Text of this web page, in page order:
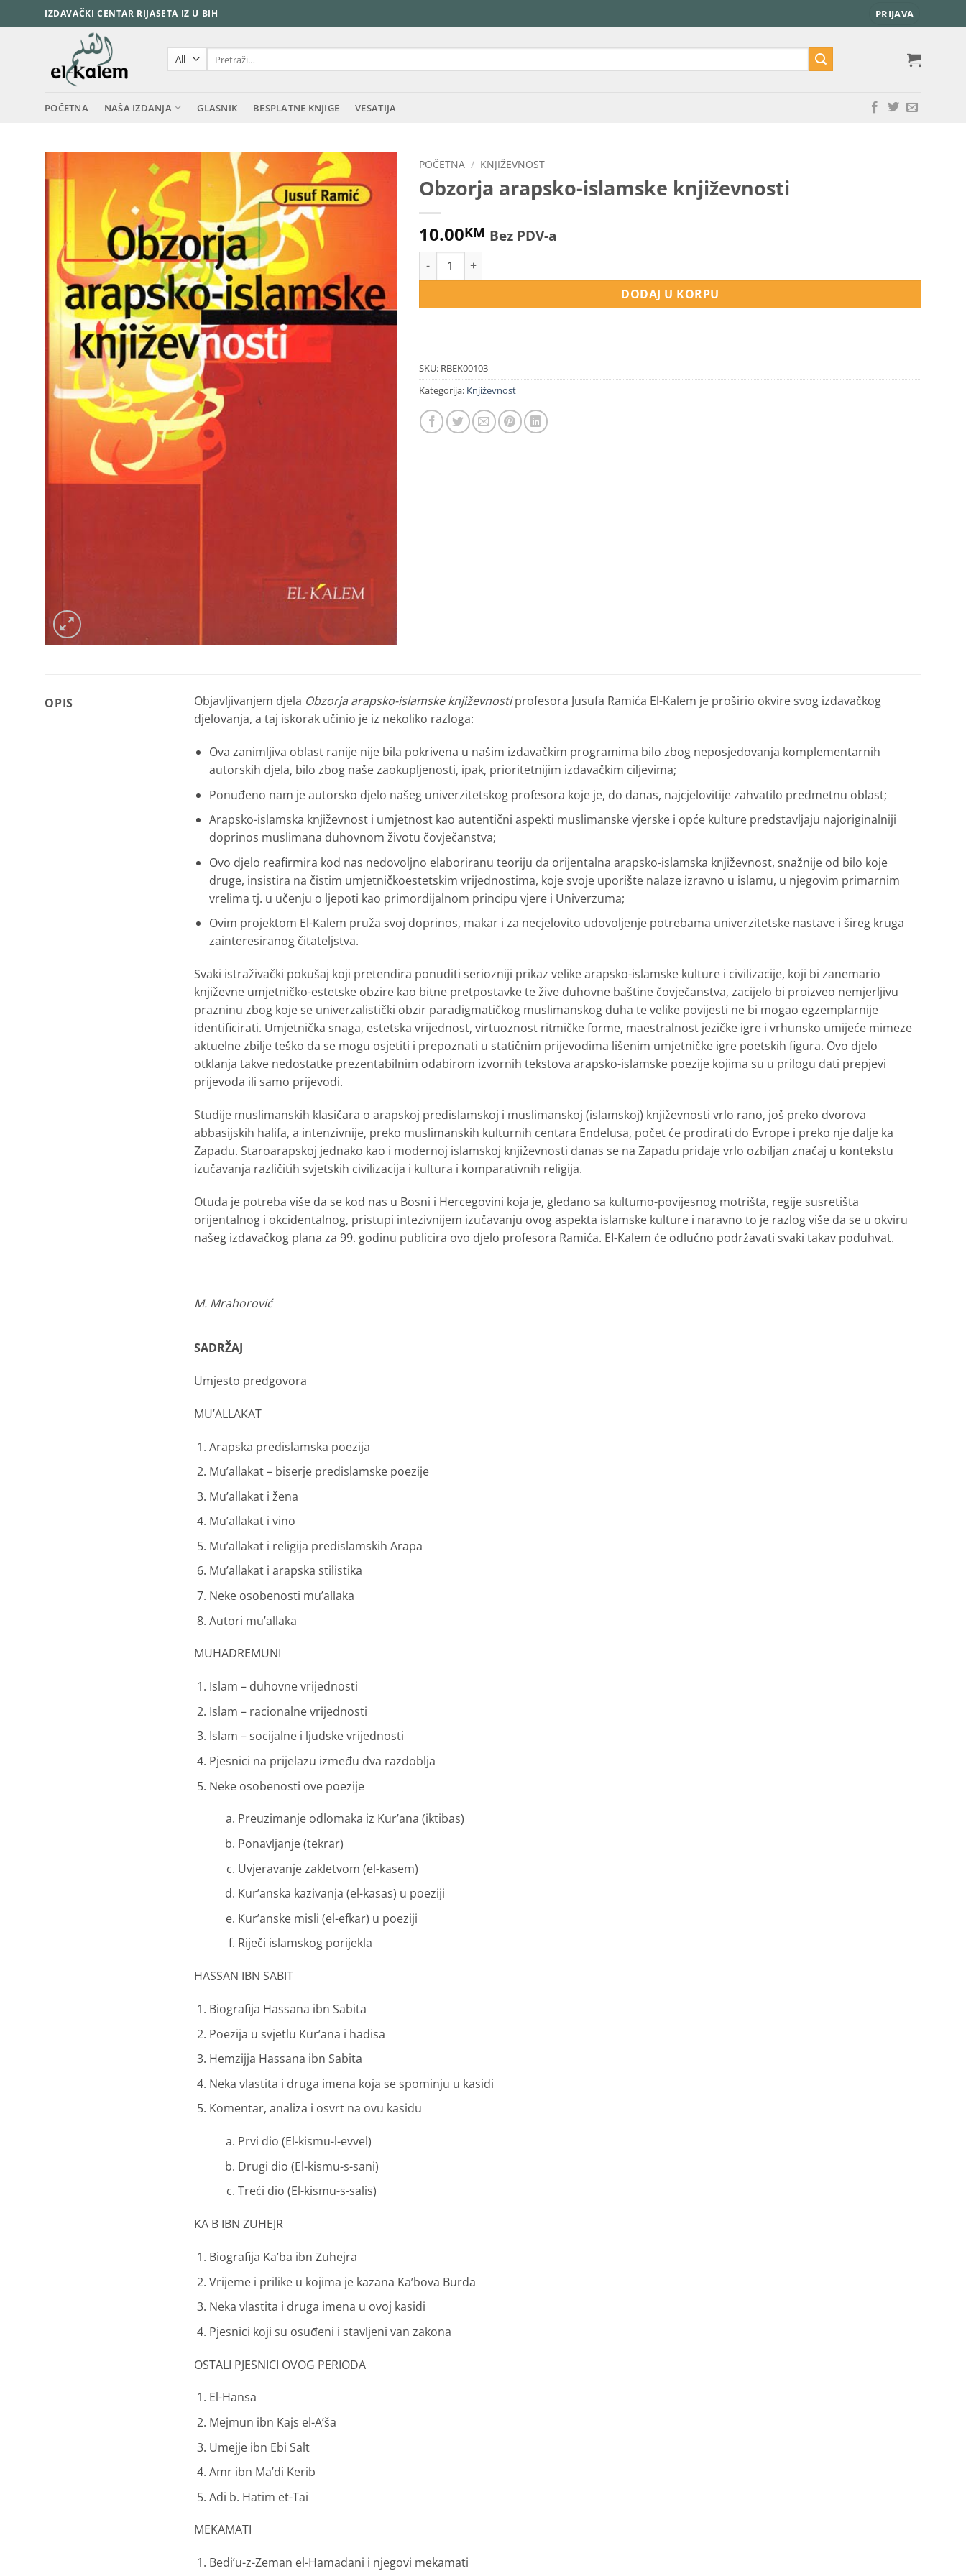
to
IZDAVAČKI CENTAR RIJASETA IZ U BIH PRIJAVA
POČETNA NAŠA IZDANJA GLASNIK BESPLATNE KNJIGE VESATIJA
POČETNA / KNJIŽEVNOST
Obzorja arapsko-islamske književnosti
10.00KM Bez PDV-a
Obzorja arapsko-islamske književnosti količina
DODAJ U KORPU
SKU: RBEK00103
Kategorija: Književnost
OPIS Objavljivanjem djela Obzorja arapsko-islamske književnostiprofesora Jusufa Ramića El-Kalem je proširio okvire svog izdavačkog
djelovanja, a taj iskorak učinio je iz nekoliko razloga:
Ova zanimljiva oblast ranije nije bila pokrivena u našim izdavačkim programima bilo zbog neposjedovanja komplementarnih
autorskih djela, bilo zbog naše zao­kupljenosti, ipak, prioritetnijim izdavačkim ciljevima;
Ponuđeno nam je autorsko djelo našeg univerzitetskog profesora koje je, do danas, najcjelovitije zahvatilo predmetnu oblast;
Arapsko-islamska književnost i umjetnost kao autentični aspekti muslimanske vjerske i opće kulture pred­stavljaju najoriginalniji
doprinos muslimana duhovnom životu čovječanstva;
Ovo djelo reafirmira kod nas nedovoljno elaboriranu teoriju da orijentalna arapsko-islamska književnost, snažnije od bilo koje
druge, insistira na čistim umjetničkoestetskim vrijednostima, koje svoje uporište nalaze izravno u islamu, u njegovim primarnim
vrelima tj. u učenju o ljepoti kao primordijalnom principu vjere i Univerzuma;
Ovim projektom El-Kalem pruža svoj doprinos, makar i za necjelovito udovoljenje potrebama univerzitetske nastave i šireg kruga
zainteresiranog čitateljstva.
Svaki istraživački pokušaj koji pretendira ponuditi seriozniji prikaz velike arapsko-islamske kulture i civilizacije, koji bi zanemario
književne umjetničko-estetske obzire kao bitne pretpostavke te žive duhovne baštine čovječanstva, zacijelo bi proizveo nemjerljivu
prazninu zbog koje se univerzalistički obzir paradigmatičkog muslimanskog duha te velike povijesti ne bi mogao egzemplarnije
identificirati. Umjetnička snaga, estetska vrijednost, virtuoznost ritmičke forme, maestralnost jezičke igre i vrhunsko umijeće mimeze
aktuelne zbilje teško da se mogu osjetiti i prepoznati u statičnim prijevodima lišenim umjetničke igre poetskih figura. Ovo djelo
otklanja takve nedostatke prezentabilnim odabirom izvornih tekstova arapsko-islamske poezije kojima su u prilogu dati prepjevi
prijevoda ili samo prijevodi.
Studije muslimanskih klasičara o arapskoj predislamskoj i muslimanskoj (islamskoj) književnosti vrlo rano, još preko dvorova
abbasijskih halifa, a intenzivnije, preko muslimanskih kulturnih centara Endelusa, počet će prodirati do Evrope i preko nje dalje ka
Zapadu. Staroarapskoj jednako kao i modernoj islamskoj književnosti danas se na Zapadu pridaje vrlo ozbiljan značaj u kontekstu
izučavanja različitih svjetskih civilizacija i kultura i komparativnih religija.
Otuda je potreba više da se kod nas u Bosni i Hercegovini koja je, gledano sa kultumo-povijesnog motrišta, regije susretišta
orijentalnog i okcidentalnog, pristupi intezivnijem izučavanju ovog aspekta islamske kulture i naravno to je razlog više da se u okviru
našeg izdavačkog plana za 99. godinu publicira ovo djelo profesora Ramića. EI-Kalem će odlučno podržavati svaki takav poduhvat.
M. Mrahorović
SADRŽAJ
Umjesto predgovora
MU’ALLAKAT
Arapska predislamska poezija
Mu’allakat – biserje predislamske poezije
Mu’allakat i žena
Mu’allakat i vino
Mu’allakat i religija predislamskih Arapa
Mu’allakat i arapska stilistika
Neke osobenosti mu’allaka
Autori mu’allaka
MUHADREMUNI
Islam – duhovne vrijednosti
Islam – racionalne vrijednosti
Islam – socijalne i ljudske vrijednosti
Pjesnici na prijelazu između dva razdoblja
Neke osobenosti ove poezije
Preuzimanje odlomaka iz Kur’ana (iktibas)
Ponavljanje (tekrar)
Uvjeravanje zakletvom (el-kasem)
Kur’anska kazivanja (el-kasas) u poeziji
Kur’anske misli (el-efkar) u poeziji
Riječi islamskog porijekla
HASSAN IBN SABIT
Biografija Hassana ibn Sabita
Poezija u svjetlu Kur’ana i hadisa
Hemzijja Hassana ibn Sabita
Neka vlastita i druga imena koja se spominju u kasidi
Komentar, analiza i osvrt na ovu kasidu
Prvi dio (El-kismu-l-evvel)
Drugi dio (El-kismu-s-sani)
Treći dio (El-kismu-s-salis)
KA B IBN ZUHEJR
Biografija Ka’ba ibn Zuhejra
Vrijeme i prilike u kojima je kazana Ka’bova Burda
Neka vlastita i druga imena u ovoj kasidi
Pjesnici koji su osuđeni i stavljeni van zakona
OSTALI PJESNICI OVOG PERIODA
El-Hansa
Mejmun ibn Kajs el-A’ša
Umejje ibn Ebi Salt
Amr ibn Ma’di Kerib
Adi b. Hatim et-Tai
MEKAMATI
Bedi’u-z-Zeman el-Hamadani i njegovi mekamati